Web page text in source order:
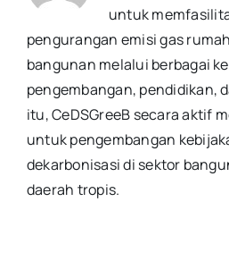
untuk
pengurangan emisi gas
bangunan melalui berbagai
pengembangan, pendidikan,
itu, CeDSGreeB secara aktif
untuk pengembangan
dekarbonisasi di sektor
daerah tropis.